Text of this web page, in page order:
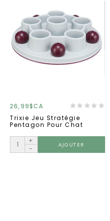
26,99$CA
Trixie Jeu Stratégie
Pentagon Pour Chat
+
-
AJOUTER